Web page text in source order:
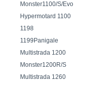
Monster1100/S/Evo
Hypermotard 1100
1198
1199Panigale
Multistrada 1200
Monster1200R/S
Multistrada 1260